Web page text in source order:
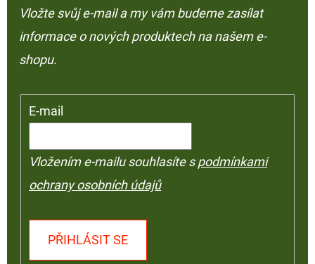
Vložte svůj e-mail a my vám budeme zasílat
informace o nových produktech na našem e-
shopu.
E-mail
Vložením e-mailu souhlasíte spodmínkami
ochrany osobních údajů
PŘIHLÁSIT SE